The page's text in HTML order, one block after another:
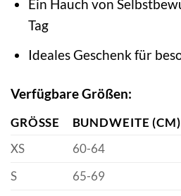
Ein Hauch von
Tag
Ideales Geschenk für
Verfügbare Größen:
GRÖSSE
BUNDWEITE (CM)
XS
60-64
S
65-69